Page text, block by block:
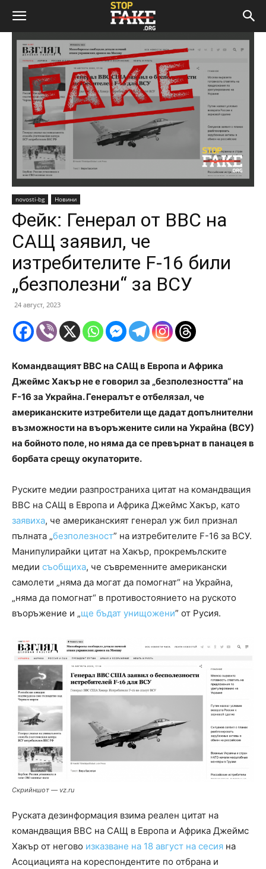
novosti-bg Новини
Фейк: Генерал от ВВС на
САЩ заявил, че
изтребителите F-16 били
„безполезни“ за ВСУ
24 август, 2023
Командващият ВВС на САЩ в Европа и Африка
Джеймс Хакър не е говорил за „безполезността“ на
F-16 за Украйна. Генералът е отбелязал, че
американските изтребители ще дадат допълнителни
възможности на въоръжените сили на Украйна (ВСУ)
на бойното поле, но няма да се превърнат в панацея в
борбата срещу окупаторите.
Руските медии разпространиха цитат на командващия
ВВС на САЩ в Европа и Африка Джеймс Хакър, като
заявиха, че американският генерал уж бил признал
пълната „безполезност” на изтребителите F-16 за ВСУ.
Манипулирайки цитат на Хакър, прокремълските
медии съобщиха, че съвременните американски
самолети „няма да могат да помогнат“ на Украйна,
„няма да помогнат“ в противостоянието на руското
въоръжение и „ще бъдат унищожени” от Русия.
Скрийншот — vz.ru
Руската дезинформация взима реален цитат на
командващия ВВС на САЩ в Европа и Африка Джеймс
Хакър от негово изказване на 18 август на сесия на
Асоциацията на кореспондентите по отбрана и